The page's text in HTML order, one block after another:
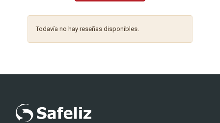
Todavía no hay reseñas disponibles.